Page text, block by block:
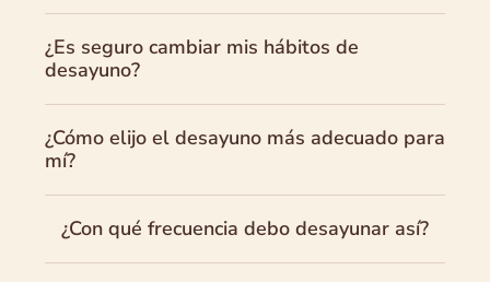
¿Es seguro cambiar mis hábitos de
desayuno?
¿Cómo elijo el desayuno más adecuado para
mí?
¿Con qué frecuencia debo desayunar así?